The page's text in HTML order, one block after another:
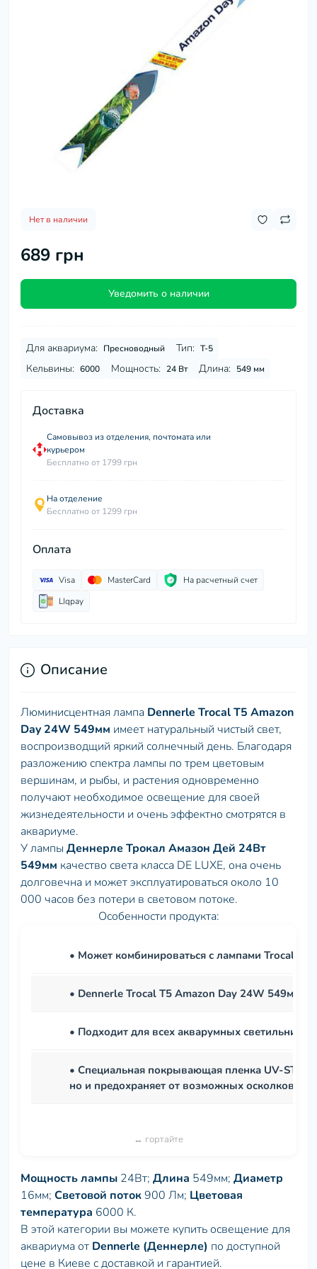
Нет в наличии
689 грн
Уведомить о наличии
Для аквариума: Пресноводный Тип: Т-5
Кельвины: 6000 Мощность: 24 Вт Длина: 549 мм
Доставка
Самовывоз из отделения, почтомата или
курьером
Бесплатно от 1799 грн
На отделение
Бесплатно от 1299 грн
Оплата
Visa MasterCard
На расчетный счет
LIqpay
Описание
Люминисцентная лампа Dennerle Trocal Т5 Amazon
Day 24W 549мм имеет натуральный чистый свет,
воспроизводщий яркий солнечный день. Благодаря
разложению спектра лампы по трем цветовым
вершинам, и рыбы, и растения одновременно
получают необходимое освещение для своей
жизнедеятельности и очень эффектно смотрятся в
аквариуме.
У лампы Деннерле Трокал Амазон Дей 24Вт
549мм качество света класса DE LUXE, она очень
долговечна и может эксплуатироваться около 10
000 часов без потери в световом потоке.
Особенности продукта:
• Может комбинироваться с лампами Trocal
• Dennerle Trocal Т5 Amazon Day 24W 549мм
• Подходит для всех акварумных
• Специальная покрывающая пленка UV-STOP
но и предохраняет от возможных осколков
Мощность лампы 24Вт; Длина 549мм; Диаметр
16мм; Световой поток 900 Лм; Цветовая
температура 6000 К.
В этой категории вы можете купить освещение для
аквариума от Dennerle (Деннерле) по доступной
цене в Киеве c доставкой и гарантией.